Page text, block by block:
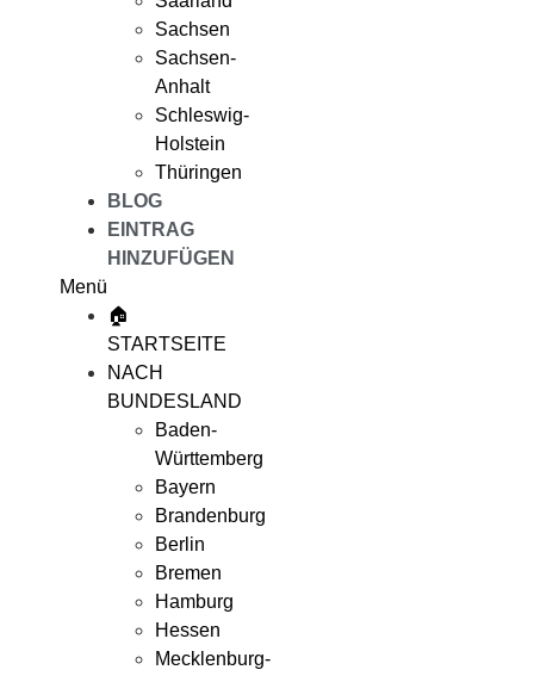
Sachsen
Sachsen-
Anhalt
Schleswig-
Holstein
Thüringen
BLOG
EINTRAG
HINZUFÜGEN
Menü
🏠
STARTSEITE
NACH
BUNDESLAND
Baden-
Württemberg
Bayern
Brandenburg
Berlin
Bremen
Hamburg
Hessen
Mecklenburg-